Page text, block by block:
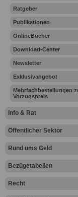
Ratgeber
Publikationen
OnlineBücher
Download-Center
Newsletter
Exklusivangebot
Mehrfachbestellungen
Vorzugspreis
Info & Rat
Öffentlicher Sektor
Rund ums Geld
Bezügetabellen
Recht